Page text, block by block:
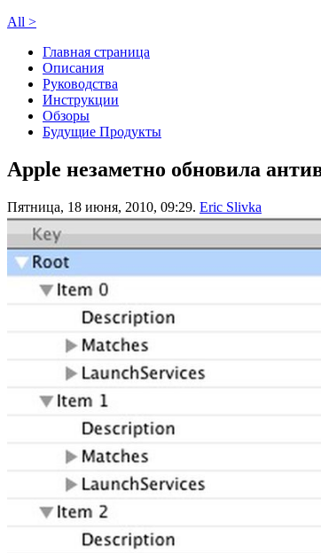
All >
Главная страница
Описания
Руководства
Инструкции
Обзоры
Будущие Продукты
Apple незаметно обновила
Пятница, 18 июня, 2010, 09:29. Eric Slivka